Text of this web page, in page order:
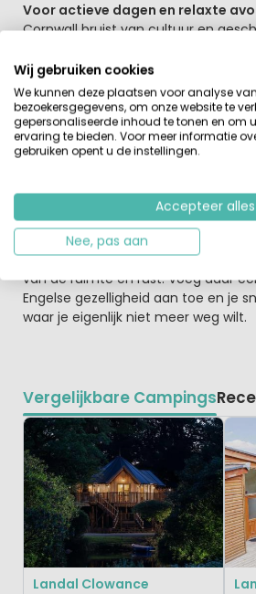
Voor actieve dagen en relaxte
Cornwall bruist van cultuur en
ook volop ruimte voor avontuur.
dorpjes, stap op de fiets, of duik een
zo’n actieve dag? Dan is het tijd om
te komen. Laat je verwennen in de
een lekkere maaltijd in het
frisse duik in het zwembad. Even
– dát is pas vakantie.
Alles voor een topvakantie
Of je nu met z’n tweeën komt of
Landal Whalesborough voelt
Kinderen spelen, ouders
van de ruimte en rust. Voeg daar
Engelse gezelligheid aan toe en je
waar je eigenlijk niet meer weg wilt.
Vergelijkbare Campings
Landal Clowance
Wij gebruiken cookies
We kunnen deze plaatsen voor analyse
bezoekersgegevens, om onze website te
gepersonaliseerde inhoud te tonen en om
ervaring te bieden. Voor meer informatie
gebruiken opent u de instellingen.
Accepteer alles
Nee, pas aan